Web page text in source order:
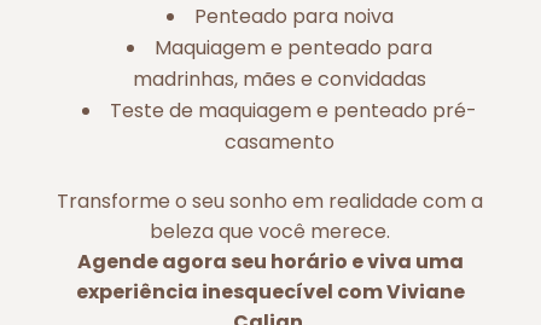
Penteado para noiva
Maquiagem e penteado para
madrinhas, mães e convidadas
Teste de maquiagem e penteado pré-
casamento
Transforme o seu sonho em realidade com a
beleza que você merece.
Agende agora seu horário e viva uma
experiência inesquecível com Viviane